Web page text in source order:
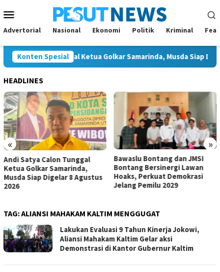
ke
kontenMobile
Advertorial Nasional Ekonomi Politik Kriminal
Konten Spesial
Calon Tunggal Ketua Golkar Samarinda, Musda Siap Digelar
HEADLINES
« »
Bawaslu Bontang dan JMSI
Bontang Bersinergi Lawan
Hoaks, Perkuat Demokrasi
Komisi IV Tunggu Hasil
Investigasi Satgas soal
Dugaan Pelanggaran
TAG:ALIANSI MAHAKAM KALTIM MENGGUGAT
Lakukan Evaluasi 9 Tahun Kinerja Jokowi,
Aliansi Mahakam Kaltim Gelar aksi
Demonstrasi di Kantor Gubernur Kaltim